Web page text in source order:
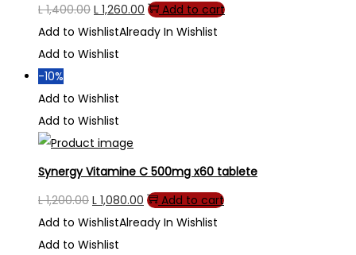
L1,400.00 Original
price
was:
L 1,260.00 Current
price
Add to cart
Add to WishlistAlready In Wishlist
Add to Wishlist
-10%
Add to Wishlist
Add to Wishlist
Synergy Vitamine C 500mg x60 tablete
L1,200.00 Original
price
was:
L 1,080.00 Current
price
Add to cart
Add to WishlistAlready In Wishlist
Add to Wishlist